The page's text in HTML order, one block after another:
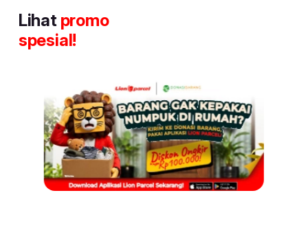
Lihat promo
spesial!